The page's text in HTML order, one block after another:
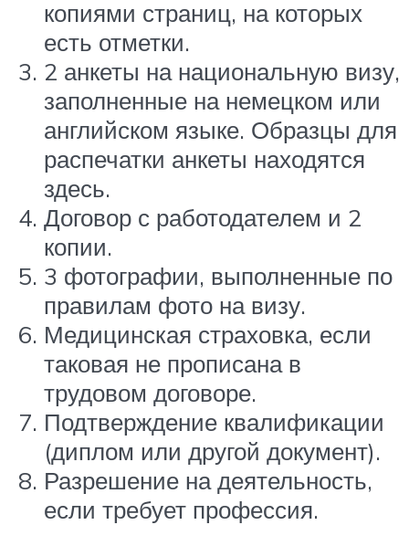
копиями страниц, на которых
есть отметки.
2 анкеты на национальную визу,
заполненные на немецком или
английском языке. Образцы для
распечатки анкеты находятся
здесь.
Договор с работодателем и 2
копии.
3 фотографии, выполненные по
правилам фото на визу.
Медицинская страховка, если
таковая не прописана в
трудовом договоре.
Подтверждение квалификации
(диплом или другой документ).
Разрешение на деятельность,
если требует профессия.